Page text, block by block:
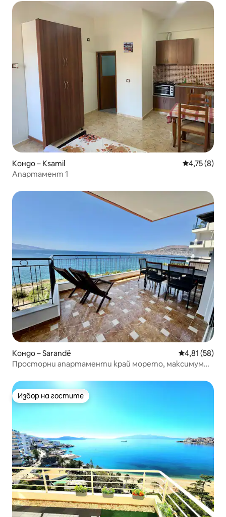
Кондо – Ksamil Средна
4,75 (8)
Апартамент 1
Кондо – Sarandë Средна
4,81 (58)
Просторни апартаменти край морето, максимум
Избор на гостите
Избор на гостите